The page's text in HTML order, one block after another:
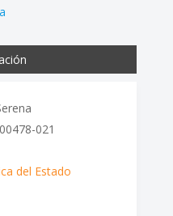
021
del Estado